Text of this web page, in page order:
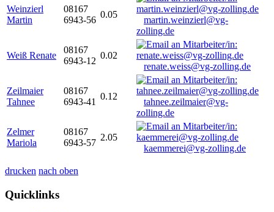
Weinzierl
Martin
08167
6943-56
0.05
martin.weinzierl@vg-
zolling.de
Weiß Renate
08167
6943-12
0.02
renate.weiss@vg-zolling.de
Zeilmaier
Tahnee
08167
6943-41
0.12
tahnee.zeilmaier@vg-
zolling.de
Zelmer
Mariola
08167
6943-57
2.05
kaemmerei@vg-zolling.de
drucken nach oben
Quicklinks